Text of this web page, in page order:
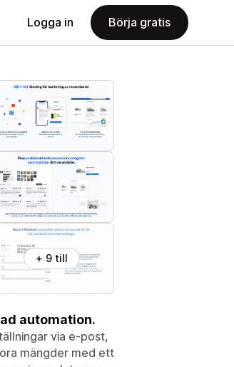
Logga in Börja gratis
+ 9 till
automation.
via e-post,
mängder med ett